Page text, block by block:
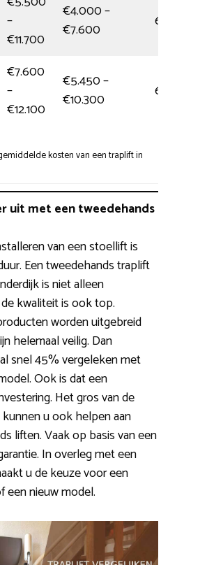
–
€11.700
€4.000 –
€7.600
6 uur
€7.600
–
€12.100
€5.450 –
€10.300
6 uur
kosten van een traplift in
uit met een tweedehands
van een stoellift is
Een tweedehands traplift
is niet alleen
kwaliteit is ook top.
worden uitgebreid
helemaal veilig. Dan
snel 45% vergeleken met
Ook is dat een
Het gros van de
u ook helpen aan
liften. Vaak op basis van een
In overleg met een
u de keuze voor een
een nieuw model.